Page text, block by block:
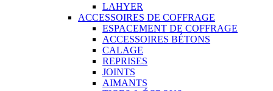
LAHYER
ACCESSOIRES DE COFFRAGE
ESPACEMENT DE COFFRAGE
ACCESSOIRES BÉTONS
CALAGE
REPRISES
JOINTS
AIMANTS